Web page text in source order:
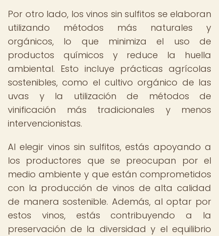
Por otro lado, los vinos sin sulfitos se elaboran
utilizando métodos más naturales y
orgánicos, lo que minimiza el uso de
productos químicos y reduce la huella
ambiental. Esto incluye prácticas agrícolas
sostenibles, como el cultivo orgánico de las
uvas y la utilización de métodos de
vinificación más tradicionales y menos
intervencionistas.
Al elegir vinos sin sulfitos, estás apoyando a
los productores que se preocupan por el
medio ambiente y que están comprometidos
con la producción de vinos de alta calidad
de manera sostenible. Además, al optar por
estos vinos, estás contribuyendo a la
preservación de la diversidad y el equilibrio